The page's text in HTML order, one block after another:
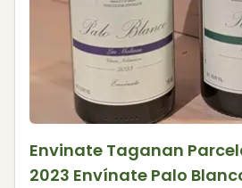
Envinate Taganan
2023 Envínate Palo